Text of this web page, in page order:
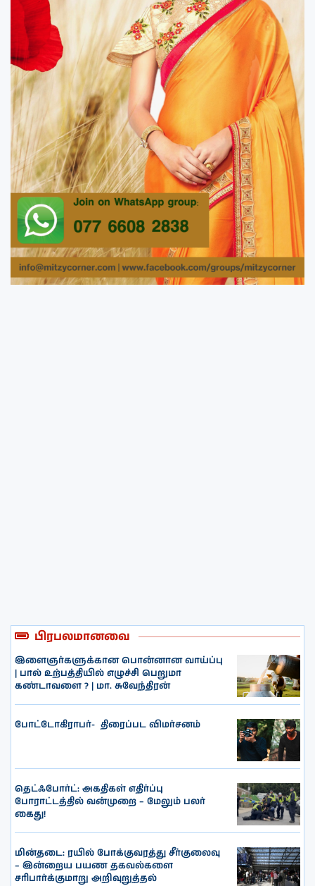
பிரபலமானவை
இளைஞர்களுக்கான பொன்னான வாய்ப்பு
| பால் உற்பத்தியில் எழுச்சி பெறுமா
கண்டாவளை ? | மா. சுவேந்திரன்
போட்டோகிராபர்- ‌ திரைப்பட விமர்சனம்
தெட்ஃபோர்ட்: அகதிகள் எதிர்ப்பு
போராட்டத்தில் வன்முறை – மேலும் பலர்
கைது!
மின்தடை: ரயில் போக்குவரத்து சீர்குலைவு
– இன்றைய பயண தகவல்களை
சரிபார்க்குமாறு அறிவுறுத்தல்